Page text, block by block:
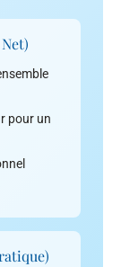
pour un